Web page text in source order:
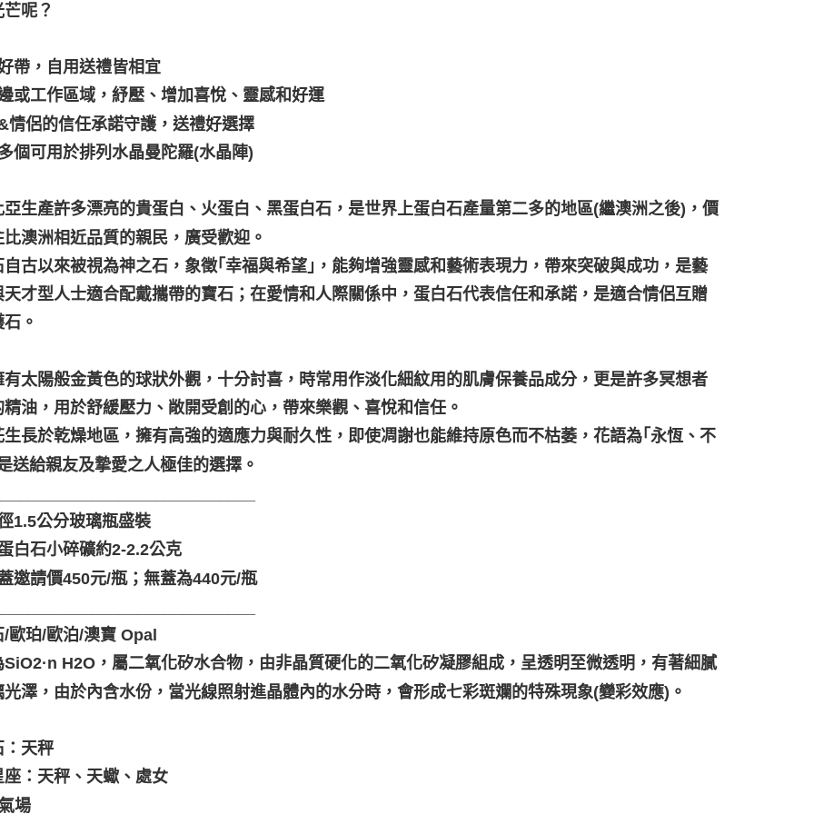
呢？
帶，自用送禮皆相宜
或工作區域，紓壓、增加喜悅、靈感和好運
情侶的信任承諾守護，送禮好選擇
個可用於排列水晶曼陀羅(水晶陣)
亞生產許多漂亮的貴蛋白、火蛋白、黑蛋白石，是世界上蛋白石產量第二多的地區(繼澳洲之後)，價
澳洲相近品質的親民，廣受歡迎。
自古以來被視為神之石，象徵｢幸福與希望｣，能夠增強靈感和藝術表現力，帶來突破與成功，是藝
天才型人士適合配戴攜帶的寶石；在愛情和人際關係中，蛋白石代表信任和承諾，是適合情侶互贈
。
有太陽般金黃色的球狀外觀，十分討喜，時常用作淡化細紋用的肌膚保養品成分，更是許多冥想者
精油，用於舒緩壓力、敞開受創的心，帶來樂觀、喜悅和信任。
生長於乾燥地區，擁有高強的適應力與耐久性，即使凋謝也能維持原色而不枯萎，花語為｢永恆、不
送給親友及摯愛之人極佳的選擇。
1.5公分玻璃瓶盛裝
白石小碎礦約2-2.2公克
邀請價450元/瓶；無蓋為440元/瓶
/歐珀/歐泊/澳寶 Opal
SiO2·n H2O，屬二氧化矽水合物，由非晶質硬化的二氧化矽凝膠組成，呈透明至微透明，有著細膩
光澤，由於內含水份，當光線照射進晶體內的水分時，會形成七彩斑斕的特殊現象(變彩效應)。
：天秤
座：天秤、天蠍、處女
場